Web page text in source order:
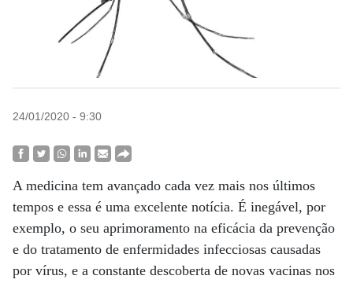
24/01/2020 - 9:30
A medicina tem avançado cada vez mais nos últimos
tempos e essa é uma excelente notícia. É inegável, por
exemplo, o seu aprimoramento na eficácia da prevenção
e do tratamento de enfermidades infecciosas causadas
por vírus, e a constante descoberta de novas vacinas nos